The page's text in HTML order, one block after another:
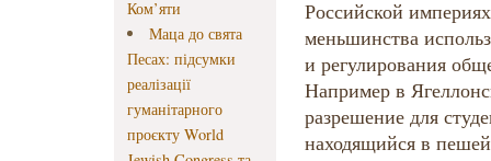
Ком’яти
Маца до свята
Песах: підсумки
реалізації
гуманітарного
проєкту World
Российской
меньшинства
и регулирования
Например в
разрешение для
находящийся в